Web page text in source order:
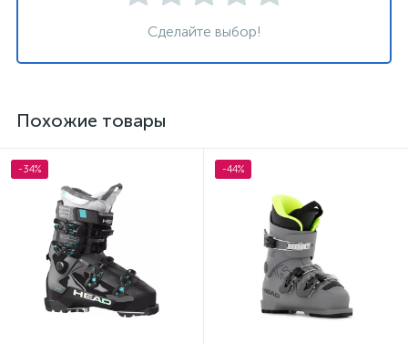
Сделайте выбор!
Похожие товары
-34% -44%